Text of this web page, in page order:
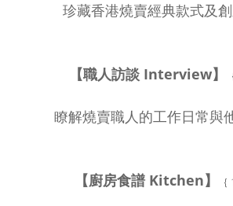
珍藏香港燒賣經典款式及
【職人訪談 Interview】
瞭解燒賣職人的工作日常與
【廚房食譜 Kitchen】